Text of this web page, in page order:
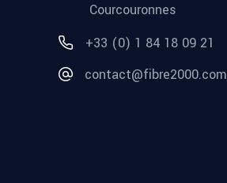
Courcouronnes
+33 (0) 1 84 18 09 21
contact@fibre2000.com